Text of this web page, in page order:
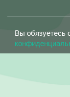
Вы обязуетесь